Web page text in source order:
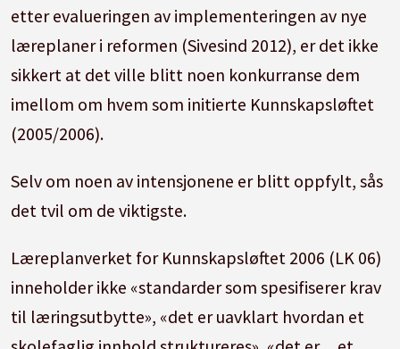
etter evalueringen av implementeringen av nye
læreplaner i reformen (Sivesind 2012), er det ikke
sikkert at det ville blitt noen konkurranse dem
imellom om hvem som initierte Kunnskapsløftet
(2005/2006).
Selv om noen av intensjonene er blitt oppfylt, sås
det tvil om de viktigste.
Læreplanverket for Kunnskapsløftet 2006 (LK 06)
inneholder ikke «standarder som spesifiserer krav
til læringsutbytte», «det er uavklart hvordan et